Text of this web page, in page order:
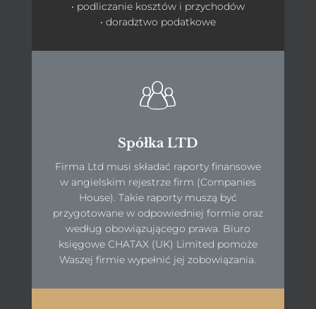
• podliczanie kosztów i przychodów
• doradztwo podatkowe
Spółka LTD
Firma Ltd musi składać raporty finansowe
w angielskim rejestrze firm (Companies
House). Takie raporty muszą być
przygotowane w odpowiedniej formie oraz
według obowiązującego prawa. Biuro
księgowe CHATAX (UK) Limited pomoże
Waszej firmie wypełnić jej zobowiązania.